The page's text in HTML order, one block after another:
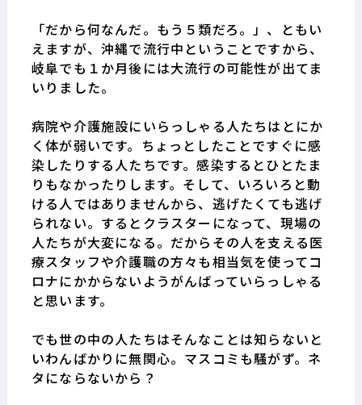
「だから何なんだ。もう５類だろ。」、ともい
えますが、沖縄で流行中ということですから、
岐阜でも１か月後には大流行の可能性が出てま
いりました。
病院や介護施設にいらっしゃる人たちはとにか
く体が弱いです。ちょっとしたことですぐに感
染したりする人たちです。感染するとひとたま
りもなかったりします。そして、いろいろと動
ける人ではありませんから、逃げたくても逃げ
られない。するとクラスターになって、現場の
人たちが大変になる。だからその人を支える医
療スタッフや介護職の方々も相当気を使ってコ
ロナにかからないようがんばっていらっしゃる
と思います。
でも世の中の人たちはそんなことは知らないと
いわんばかりに無関心。マスコミも騒がず。ネ
タにならないから？